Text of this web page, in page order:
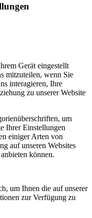
Gerät eingestellt
mitzuteilen, wenn Sie
interagieren, Ihre
zu unserer Website
um
Ihrer Einstellungen
einiger Arten von
auf unseren Websites
können.
um Ihnen die auf unserer
zur Verfügung zu